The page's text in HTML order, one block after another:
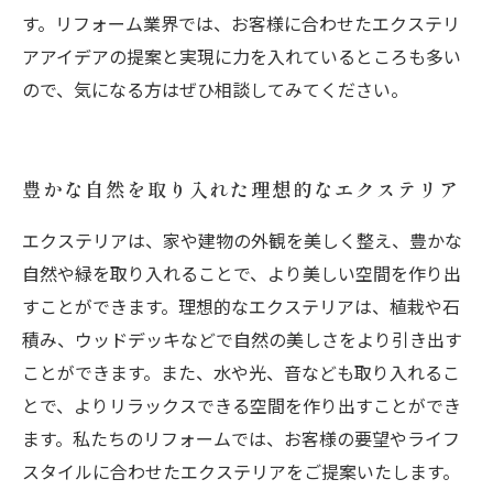
す。リフォーム業界では、お客様に合わせたエクステリ
アアイデアの提案と実現に力を入れているところも多い
ので、気になる方はぜひ相談してみてください。
豊かな自然を取り入れた理想的なエクステリア
エクステリアは、家や建物の外観を美しく整え、豊かな
自然や緑を取り入れることで、より美しい空間を作り出
すことができます。理想的なエクステリアは、植栽や石
積み、ウッドデッキなどで自然の美しさをより引き出す
ことができます。また、水や光、音なども取り入れるこ
とで、よりリラックスできる空間を作り出すことができ
ます。私たちのリフォームでは、お客様の要望やライフ
スタイルに合わせたエクステリアをご提案いたします。